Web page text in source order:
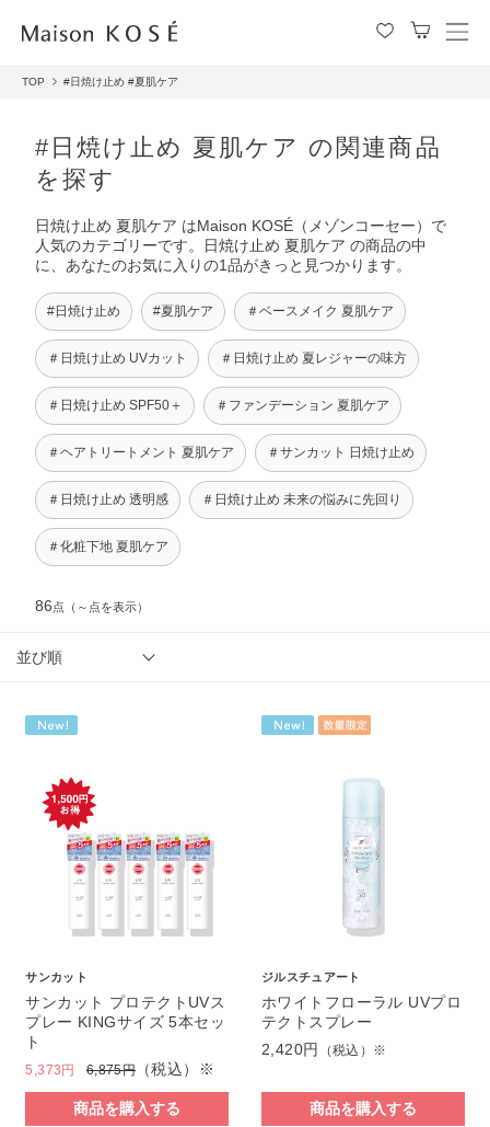
メ
TOP #日焼け止め #夏肌ケア
#日焼け止め 夏肌ケア の関連商品
を探す
日焼け止め 夏肌ケア はMaison KOSÉ（メゾンコーセー）で
人気のカテゴリーです。日焼け止め 夏肌ケア の商品の中
に、あなたのお気に入りの1品がきっと見つかります。
#日焼け止め #夏肌ケア ＃ベースメイク 夏肌ケア
＃日焼け止め UVカット ＃日焼け止め 夏レジャーの味方
＃日焼け止め SPF50＋ ＃ファンデーション 夏肌ケア
＃ヘアトリートメント 夏肌ケア ＃サンカット 日焼け止め
＃日焼け止め 透明感 ＃日焼け止め 未来の悩みに先回り
＃化粧下地 夏肌ケア
86点 （～点を表示）
並び順
サンカット
サンカット プロテクトUVス
プレー KINGサイズ 5本セッ
ト
5,373円 6,875円 （税込）※
商品を購入する
ジルスチュアート
ホワイトフローラル UVプロ
テクトスプレー
2,420円
（税込）※
商品を購入する